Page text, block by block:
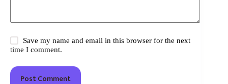
Save my name and email in this browser for the next
time I comment.
Post Comment